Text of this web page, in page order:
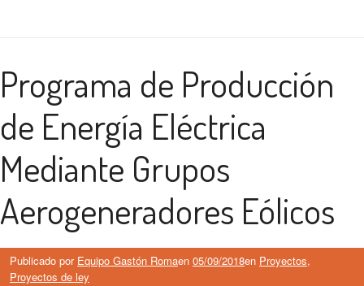
Programa de Producción
de Energía Eléctrica
Mediante Grupos
Aerogeneradores Eólicos
Publicado por Equipo Gastón Romaen 05/09/2018en Proyectos,
Proyectos de ley